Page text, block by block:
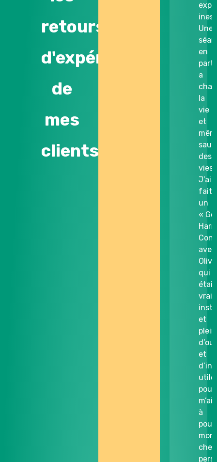
retours
d'expérience
de
mes
clients.
Une
en
a
la
vie
et
des
vies.
J’ai
fait
un
«
avec
qui
était
et
plein
et
pour
à
mon